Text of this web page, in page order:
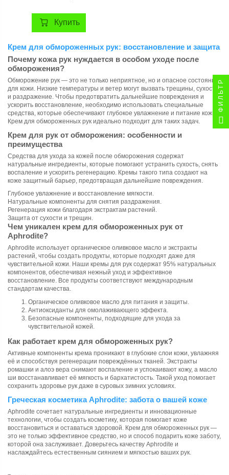
Купить
Крем для обмороженных рук: восстановление и защита
Почему кожа рук нуждается в особом уходе после
обморожения?
Обморожение рук — это не только неприятное, но и опасное состояние
для кожи. Низкие температуры и ветер могут вызвать трещины, сухость
и раздражение. Чтобы предотвратить дальнейшие повреждения и
ускорить восстановление, необходимо использовать специальные
средства, которые обеспечивают глубокое увлажнение и питание кожи.
Крем для обмороженных рук идеально подходит для таких задач.
Крем для рук от обморожения: особенности и
преимущества
Средства для ухода за кожей после обморожения содержат
натуральные ингредиенты, которые помогают устранить сухость, снять
воспаление и ускорить регенерацию. Кремы такого типа создают на
коже защитный барьер, предотвращая дальнейшие повреждения.
Глубокое увлажнение и восстановление мягкости.
Натуральные компоненты для снятия раздражения.
Регенерация кожи благодаря экстрактам растений.
Защита от сухости и трещин.
Чем уникален крем для обмороженных рук от
Aphrodite?
Aphrodite использует органическое оливковое масло и экстракты
растений, чтобы создать продукты, которые подходят даже для
чувствительной кожи. Наши кремы для рук содержат 95% натуральных
компонентов, обеспечивая нежный уход и эффективное
восстановление. Все продукты соответствуют международным
стандартам качества.
Органическое оливковое масло для питания и защиты.
Антиоксиданты для омолаживающего эффекта.
Безопасные компоненты, подходящие для ухода за
чувствительной кожей.
Как работает крем для обмороженных рук?
Активные компоненты крема проникают в глубокие слои кожи, увлажняя
её и способствуя регенерации повреждённых тканей. Экстракты
ромашки и алоэ вера снимают воспаление и успокаивают кожу, а масло
ши восстанавливает её мягкость и бархатистость. Такой уход помогает
сохранить здоровье рук даже в суровых зимних условиях.
Греческая косметика Aphrodite: забота о вашей коже
Aphrodite сочетает натуральные ингредиенты и инновационные
технологии, чтобы создать косметику, которая помогает коже
восстановиться и оставаться здоровой. Крем для обмороженных рук —
это не только эффективное средство, но и способ подарить коже заботу,
которой она заслуживает. Доверьтесь качеству Aphrodite и
наслаждайтесь естественным сиянием и мягкостью ваших рук.
ФИЛЬТР